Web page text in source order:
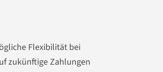
Flexibilität bei
zukünftige Zahlungen